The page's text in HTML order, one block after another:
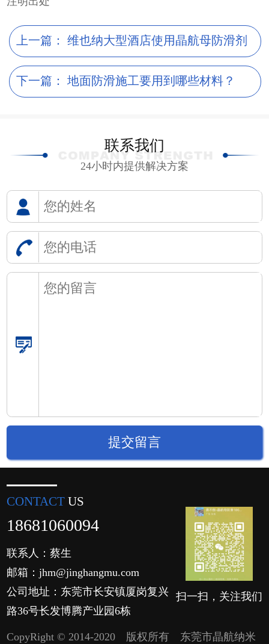
上一篇： 维也纳大型酒店使用晶航母防滑剂
下一篇： 地面防滑施工要用到哪些材料？
联系我们
24小时内提供解决方案
CONTACT US
18681060094
联系人：蔡生
邮箱：jhm@jinghangmu.com
公司地址：东莞市长安镇厦岗复兴
路36号长发博腾产业园6栋
扫一扫，关注我们
CopyRight © 2014-2020 版权所有 东莞市晶航纳米